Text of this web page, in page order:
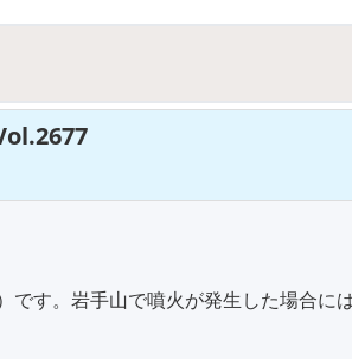
す。岩手山で噴火が発生した場合に